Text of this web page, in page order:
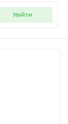
увійти